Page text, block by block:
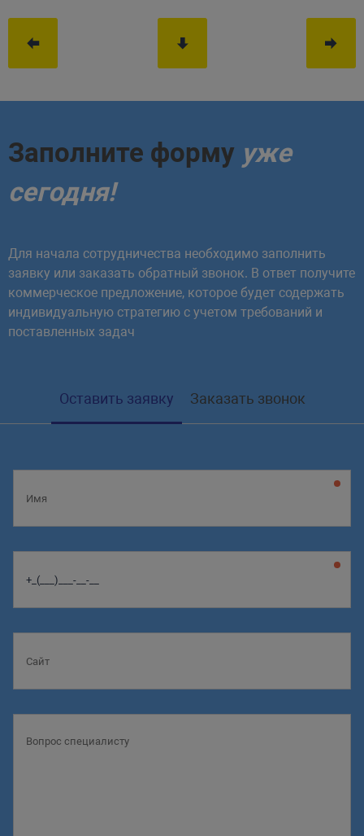
Заполните форму уже
сегодня!
Для начала сотрудничества необходимо заполнить
заявку или заказать обратный звонок. В ответ получите
коммерческое предложение, которое будет содержать
индивидуальную стратегию с учетом требований и
поставленных задач
Оставить заявку Заказать звонок